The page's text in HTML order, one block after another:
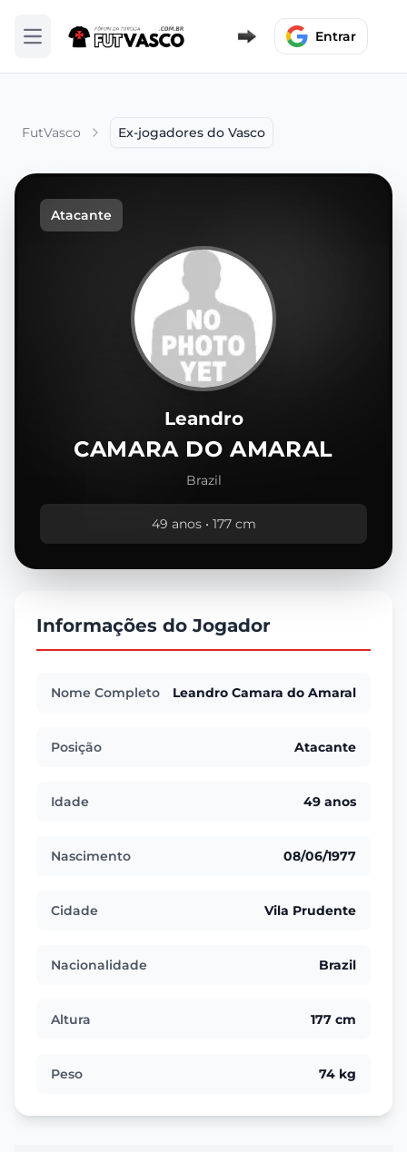
Abrir menu Entrar
FutVasco Ex-jogadores do Vasco
Atacante
Leandro
CAMARA DO AMARAL
Brazil
49 anos • 177 cm
Informações do Jogador
Nome Completo Leandro Camara do Amaral
Posição Atacante
Idade 49 anos
Nascimento 08/06/1977
Cidade Vila Prudente
Nacionalidade Brazil
Altura 177 cm
Peso 74 kg